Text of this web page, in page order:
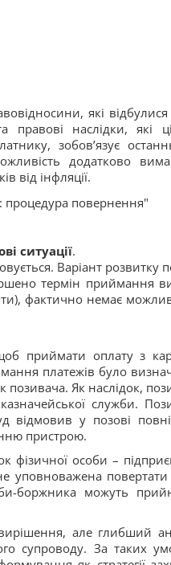
які відбулися
правові наслідки, які
зобов’язує
додатково
від інфляції.
ситуації.
Варіант розвитку
термін приймання
фактично немає
приймати оплату з
платежів було
позивача. Як наслідок,
служби.
відмовив у позові
пристрою.
фізичної особи –
уповноважена повертати
боржника можуть
але глибший
супроводу. За таких